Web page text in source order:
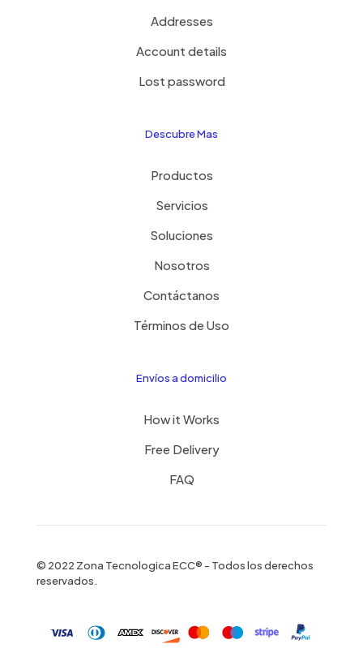
Addresses
Account details
Lost password
Descubre Mas
Productos
Servicios
Soluciones
Nosotros
Contáctanos
Términos de Uso
Envíos a domicilio
How it Works
Free Delivery
FAQ
© 2022 Zona Tecnologica ECC® - Todos los derechos
reservados.